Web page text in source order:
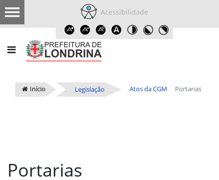
Acessibilidade
Início Legislação Atos da CGM Portarias
Portarias